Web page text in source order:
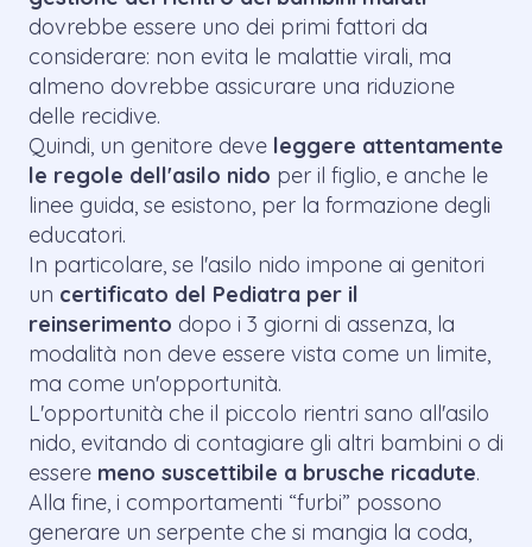
dovrebbe essere uno dei primi fattori da
considerare: non evita le malattie virali, ma
almeno dovrebbe assicurare una riduzione
delle recidive.
Quindi, un genitore deve leggere attentamente
le regole dell'asilo nido per il figlio, e anche le
linee guida, se esistono, per la formazione degli
educatori.
In particolare, se l'asilo nido impone ai genitori
un certificato del Pediatra per il
reinserimento dopo i 3 giorni di assenza, la
modalità non deve essere vista come un limite,
ma come un'opportunità.
L'opportunità che il piccolo rientri sano all'asilo
nido, evitando di contagiare gli altri bambini o di
essere meno suscettibile a brusche ricadute.
Alla fine, i comportamenti “furbi” possono
generare un serpente che si mangia la coda,